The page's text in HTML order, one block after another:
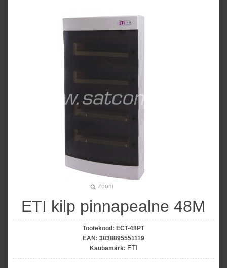
Zoom
ETI kilp pinnapealne 48M
Tootekood: ECT-48PT
EAN: 3838895551119
Kaubamärk: ETI